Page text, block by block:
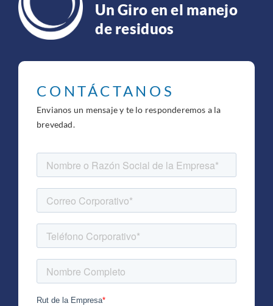
Un Giro en el manejo
de residuos
CONTÁCTANOS
Envianos un mensaje y te lo responderemos a la
brevedad.